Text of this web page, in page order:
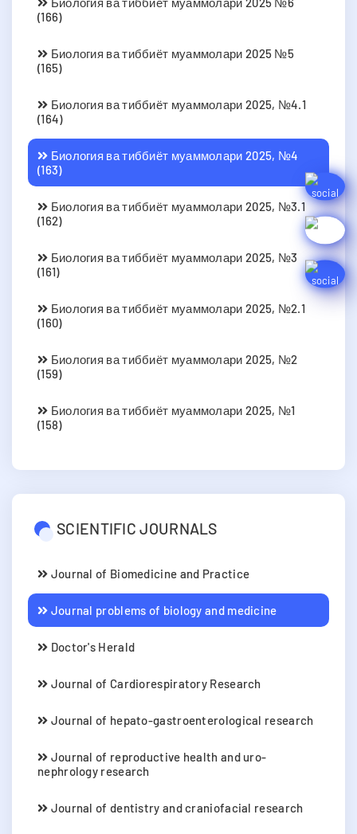
(166)
Биология ва тиббиёт муаммолари 2025 №5
(165)
Биология ва тиббиёт муаммолари 2025, №4.1
(164)
Биология ва тиббиёт муаммолари 2025, №4
(163)
Биология ва тиббиёт муаммолари 2025, №3.1
(162)
Биология ва тиббиёт муаммолари 2025, №3
(161)
Биология ва тиббиёт муаммолари 2025, №2.1
(160)
Биология ва тиббиёт муаммолари 2025, №2
(159)
Биология ва тиббиёт муаммолари 2025, №1
(158)
SCIENTIFIC JOURNALS
Journal of Biomedicine and Practice
Journal problems of biology and medicine
Doctor's Herald
Journal of Cardiorespiratory Research
Journal of hepato-gastroenterological research
Journal of reproductive health and uro-
nephrology research
Journal of dentistry and craniofacial research